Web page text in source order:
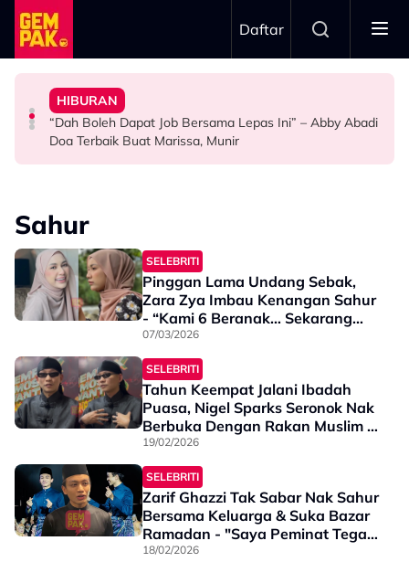
Skip to main content
Daftar
HIBURAN
Bawa Anak Ke Klinik, Syasya Rizal Terkejut Dikenali
Doktor
HIBURAN
“Dah Boleh Dapat Job Bersama Lepas Ini” – Abby Abadi
Doa Terbaik Buat Marissa, Munir
BERITA
Kasihnya Ibu, Ikan Lumba-Lumba Enggan Tinggalkan
Anak Yang Sudah Mati
ANTARABANGSA
Pengantin Penat Sampai Tertidur Atas Pelamin
Sahur
SELEBRITI
Pinggan Lama Undang Sebak,
Zara Zya Imbau Kenangan Sahur
- “Kami 6 Beranak… Sekarang
Saya Cuma Dengan Mama
Sahaja”
07/03/2026
SELEBRITI
Tahun Keempat Jalani Ibadah
Puasa, Nigel Sparks Seronok Nak
Berbuka Dengan Rakan Muslim -
"Saya Juga Cuba Untuk
Bersahur..."
19/02/2026
SELEBRITI
Zarif Ghazzi Tak Sabar Nak Sahur
Bersama Keluarga & Suka Bazar
Ramadan - "Saya Peminat Tegar
Ayam Gunting..."
18/02/2026